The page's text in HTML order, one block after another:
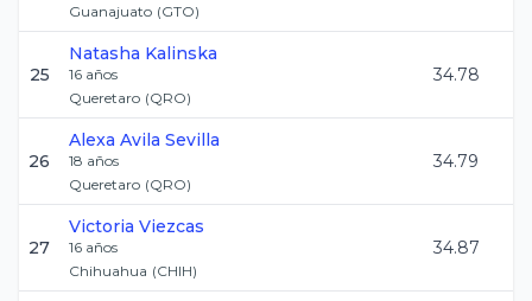
Guanajuato (GTO)
25
Natasha Kalinska
16 años
Queretaro (QRO)
34.78
26
Alexa Avila Sevilla
18 años
Queretaro (QRO)
34.79
27
Victoria Viezcas
16 años
Chihuahua (CHIH)
34.87